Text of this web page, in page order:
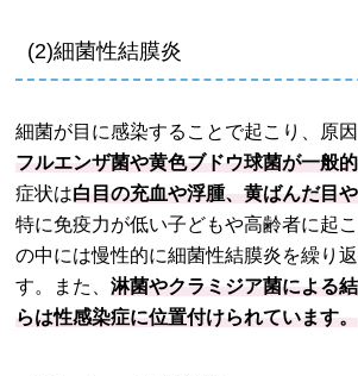
(2)細菌性結膜炎
細菌が目に感染することで起こり、原
フルエンザ菌や黄色ブドウ球菌が一般的
症状は白目の充血や浮腫、黄ばんだ目
特に免疫力が低い子どもや高齢者に起
の中には慢性的に細菌性結膜炎を繰り
す。また、淋菌やクラミジア菌による
らは性感染症に位置付けられています。